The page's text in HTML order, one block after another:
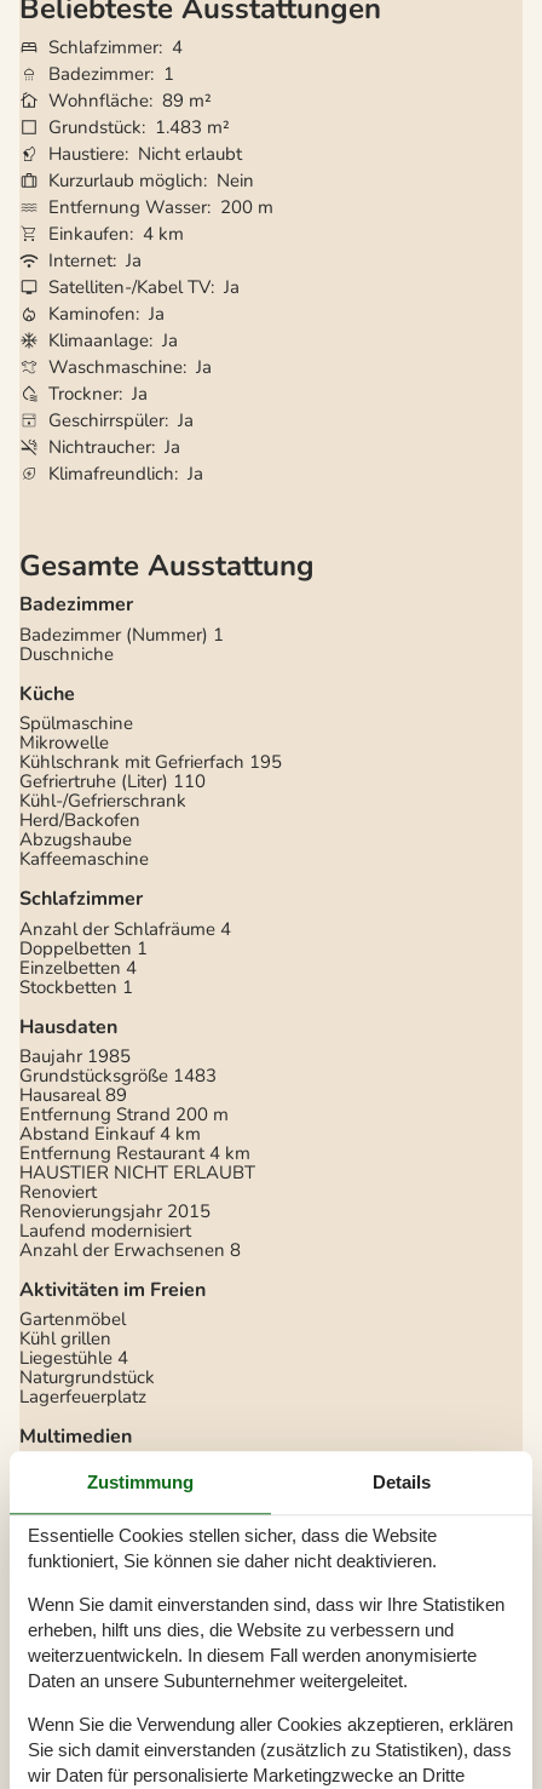
Beliebteste Ausstattungen
Schlafzimmer 4
Badezimmer 1
Wohnfläche 89 m²
Grundstück
1.483 m²
Haustiere Nicht erlaubt
Kurzurlaub möglich
Nein
Entfernung Wasser 200 m
Einkaufen 4 km
Internet Ja
Satelliten-/Kabel TV Ja
Kaminofen Ja
Klimaanlage Ja
Waschmaschine Ja
Trockner Ja
Geschirrspüler Ja
Nichtraucher Ja
Klimafreundlich Ja
Gesamte Ausstattung
Badezimmer
Badezimmer (Nummer) 1
Duschniche
Küche
Spülmaschine
Mikrowelle
Kühlschrank mit Gefrierfach 195
Gefriertruhe (Liter) 110
Kühl-/Gefrierschrank
Herd/Backofen
Abzugshaube
Kaffeemaschine
Schlafzimmer
Anzahl der Schlafräume 4
Doppelbetten 1
Einzelbetten 4
Stockbetten 1
Hausdaten
Baujahr 1985
Grundstücksgröße 1483
Hausareal 89
Entfernung Strand 200 m
Abstand Einkauf 4 km
Entfernung Restaurant 4 km
HAUSTIER NICHT ERLAUBT
Renoviert
Renovierungsjahr 2015
Laufend modernisiert
Anzahl der Erwachsenen 8
Aktivitäten im Freien
Gartenmöbel
Kühl grillen
Liegestühle 4
Naturgrundstück
Lagerfeuerplatz
Multimedien
Internetzugang
Deutsche Kanäle
Kaminofen
Elektroheizung
Wärmepumpe mit Aircondition
Sonnenzellen
Konceptinformation
Fahrradfreundlich
Diverse
Zustimmung Details
Essentielle Cookies stellen sicher, dass die Website
funktioniert, Sie können sie daher nicht deaktivieren.
Wenn Sie damit einverstanden sind, dass wir Ihre Statistiken
erheben, hilft uns dies, die Website zu verbessern und
weiterzuentwickeln. In diesem Fall werden anonymisierte
Daten an unsere Subunternehmer weitergeleitet.
Wenn Sie die Verwendung aller Cookies akzeptieren, erklären
Sie sich damit einverstanden (zusätzlich zu Statistiken), dass
wir Daten für personalisierte Marketingzwecke an Dritte